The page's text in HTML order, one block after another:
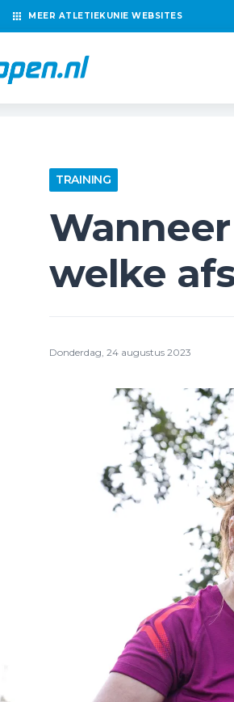
MEER ATLETIEKUNIE WEBSITES
TRAINING
welke
Donderdag, 24 augustus 2023